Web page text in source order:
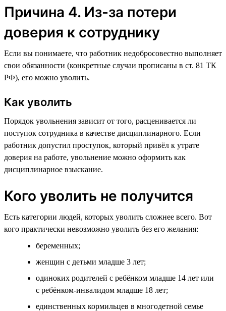
Причина 4. Из-за потери
доверия к сотруднику
Если вы понимаете, что работник недобросовестно выполняет
свои обязанности (конкретные случаи прописаны в ст. 81 ТК
РФ), его можно уволить.
Как уволить
Порядок увольнения зависит от того, расценивается ли
поступок сотрудника в качестве дисциплинарного. Если
работник допустил проступок, который привёл к утрате
доверия на работе, увольнение можно оформить как
дисциплинарное взыскание.
Кого уволить не получится
Есть категории людей, которых уволить сложнее всего. Вот
кого практически невозможно уволить без его желания:
беременных;
женщин с детьми младше 3 лет;
одиноких родителей с ребёнком младше 14 лет или
с ребёнком-инвалидом младше 18 лет;
единственных кормильцев в многодетной семье